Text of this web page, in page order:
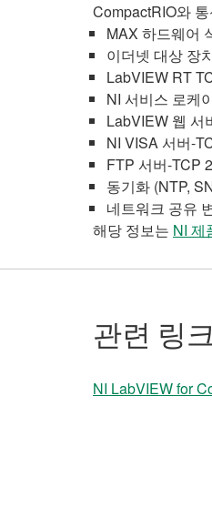
CompactRIO와
MAX 하드웨어
이더넷 대상 장
LabVIEW RT
NI 서비스 로케
LabVIEW 웹 서
NI VISA 서버-
FTP 서버-TCP
동기화 (NTP,
네트워크 공유
해당 정보는 NI 제
관련 링
NI LabVIEW for